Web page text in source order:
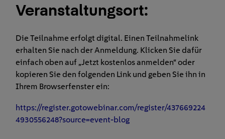
Veranstaltungsort:
Die Teilnahme erfolgt digital. Einen Teilnahmelink
erhalten Sie nach der Anmeldung. Klicken Sie dafür
einfach oben auf „Jetzt kostenlos anmelden“ oder
kopieren Sie den folgenden Link und geben Sie ihn in
Ihrem Browserfenster ein:
https://register.gotowebinar.com/register/437669224
4930556248?source=event-blog